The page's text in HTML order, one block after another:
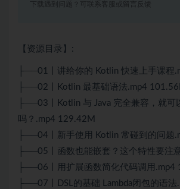
下载遇到问题？可联系客服或留言反馈
【资源目录】:
├──01丨讲给你的 Kotlin 快速上手课程
├──02丨Kotlin 最基础语法.mp4
├──03丨Kotlin 与 Java 完全兼容，就可
吗？.mp4 129.42M
├──04丨新手使用 Kotlin 常碰到的问题
├──05丨函数也能嵌套？这个特性要注
├──06丨用扩展函数简化代码调用.mp4
├──07丨DSL的基础 Lambda闭包的语